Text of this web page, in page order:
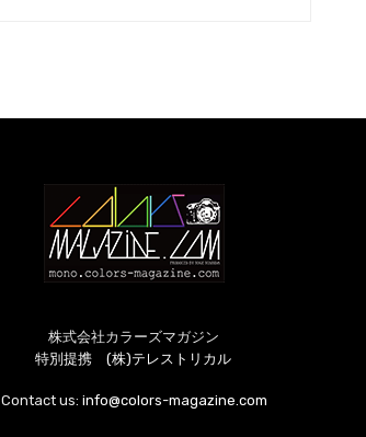
株式会社カラーズマガジン
特別提携 (株)テレストリカル
Contact us: info@colors-magazine.com